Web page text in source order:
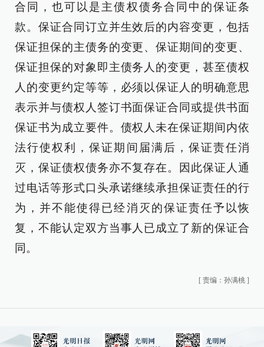
合同，也可以是主债权债务合同中的保证条
款。保证合同订立并生效后的内容变更，包括
保证担保的主债务的变更、保证期间的变更、
保证担保的对象即主债务人的变更，甚至债权
人的变更约定等等，必须以保证人的明确意思
表示并与债权人签订书面保证合同或提供书面
保证书为成立要件。债权人未在保证期间内依
法行使权利，保证期间届满后，保证责任消
灭，保证债权债务亦不复存在。因此保证人通
过电话等形式口头承诺继续承担保证责任的行
为，并不能使得已经消灭的保证责任予以恢
复，不能认定双方当事人已成立了新的保证合
同。
[ 责编：孙满桃 ]